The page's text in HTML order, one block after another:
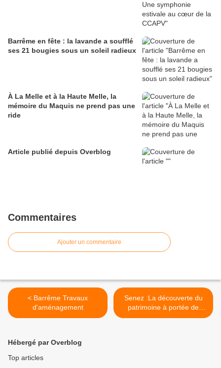
Barrême en fête : la lavande a soufflé
ses 21 bougies sous un soleil radieux
À La Melle et à la Haute Melle, la
mémoire du Maquis ne prend pas une
ride
Article publié depuis Overblog
Commentaires
Ajouter un commentaire
< Barrême Travaux
d'aménagement
Senez :La découverte du
patrimoine à portée de
main ! >
Hébergé par Overblog
Top articles